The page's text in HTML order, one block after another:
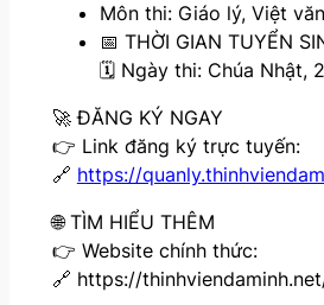
Môn thi: Giáo lý, Việt văn
📅 THỜI GIAN TUYỂN
🗓️ Ngày thi: Chúa Nhật,
🚀 ĐĂNG KÝ NGAY
👉 Link đăng ký trực tuyến:
🔗 https://
🌐 TÌM HIỂU THÊM
👉 Website chính thức:
🔗 https://